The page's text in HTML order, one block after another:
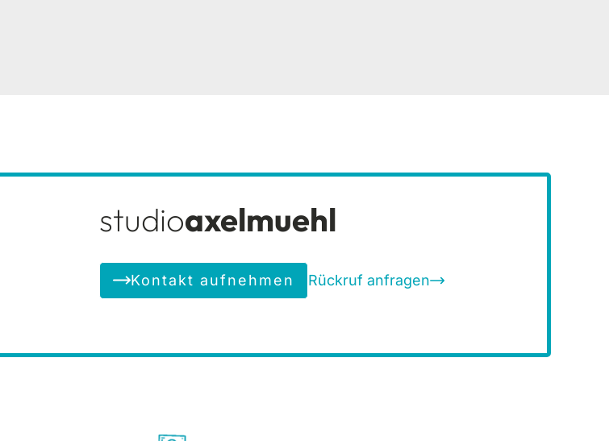
studioaxelmuehl
Kontakt aufnehmen Rückruf anfragen